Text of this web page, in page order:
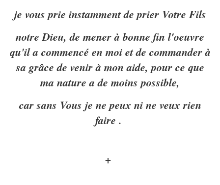
je vous prie instamment de prier Votre Fils
notre Dieu, de mener à bonne fin l'oeuvre
qu'il a commencé en moi et de commander à
sa grâce de venir à mon aide, pour ce que
ma nature a de moins possible,
car sans Vous je ne peux ni ne veux rien
faire .
+